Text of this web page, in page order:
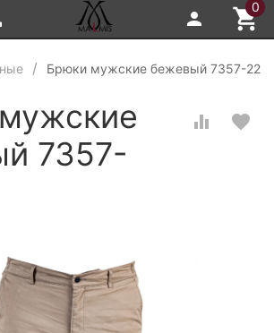
0
Брюки мужские бежевый 7357-22
7357-